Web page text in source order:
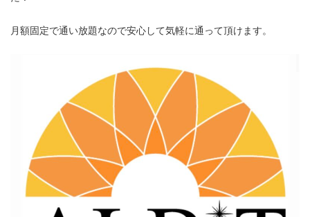
月額固定で通い放題なので安心して気軽に通って頂けます。